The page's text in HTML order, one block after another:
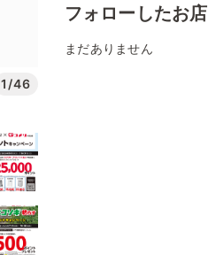
1/46
フォローしたお店
まだありません